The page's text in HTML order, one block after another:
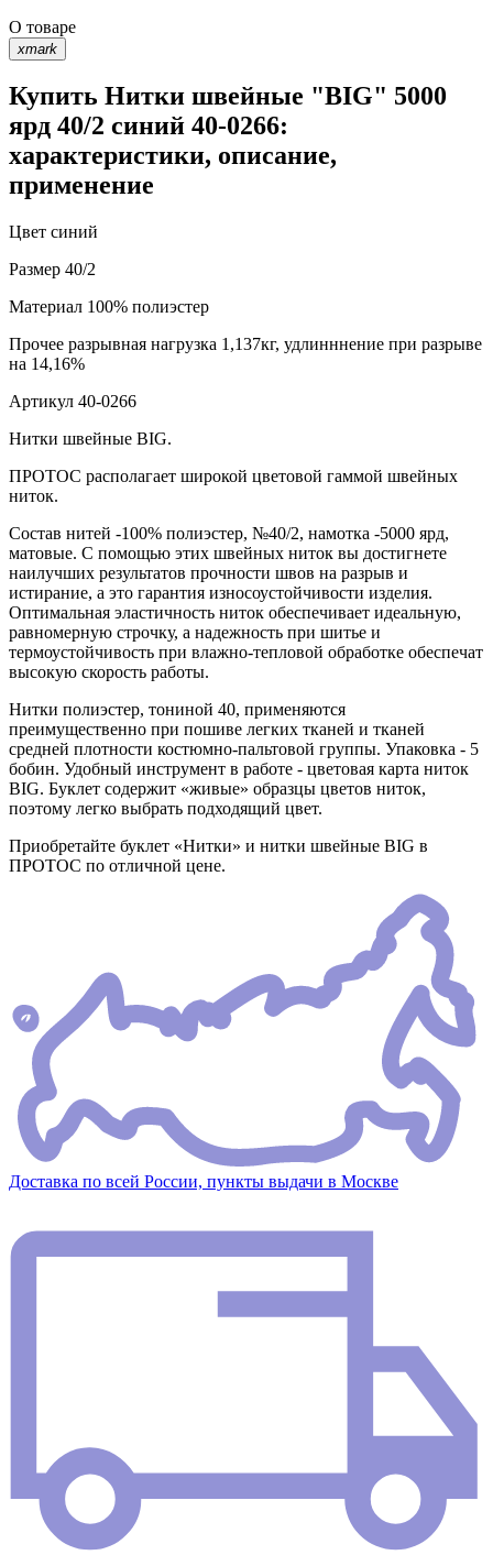
О товаре
xmark
Купить Нитки швейные "BIG" 5000
ярд 40/2 синий 40-0266:
характеристики, описание,
применение
Цвет синий
Размер 40/2
Материал 100% полиэстер
Прочее разрывная нагрузка 1,137кг, удлинннение при разрыве
на 14,16%
Артикул 40-0266
Нитки швейные BIG.
ПРОТОС располагает широкой цветовой гаммой швейных
ниток.
Состав нитей -100% полиэстер, №40/2, намотка -5000 ярд,
матовые. С помощью этих швейных ниток вы достигнете
наилучших результатов прочности швов на разрыв и
истирание, а это гарантия износоустойчивости изделия.
Оптимальная эластичность ниток обеспечивает идеальную,
равномерную строчку, а надежность при шитье и
термоустойчивость при влажно-тепловой обработке обеспечат
высокую скорость работы.
Нитки полиэстер, тониной 40, применяются
преимущественно при пошиве легких тканей и тканей
средней плотности костюмно-пальтовой группы. Упаковка - 5
бобин. Удобный инструмент в работе - цветовая карта ниток
BIG. Буклет содержит «живые» образцы цветов ниток,
поэтому легко выбрать подходящий цвет.
Приобретайте буклет «Нитки» и нитки швейные BIG в
ПРОТОС по отличной цене.
Доставка по всей России, пункты выдачи в Москве